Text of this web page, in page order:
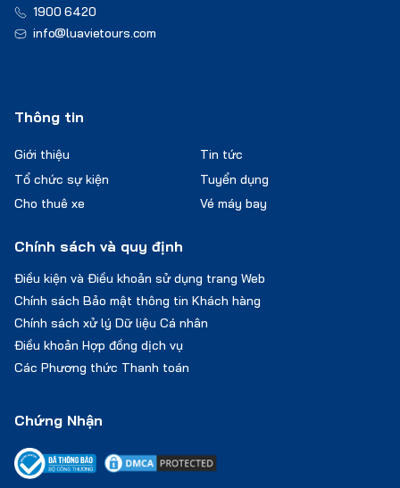
Chứng Nhận
1900 6420
info@luavietours.com
Thông tin
Giới thiệu
Tổ chức sự kiện
Cho thuê xe
Vé máy bay
Tin tức
Tuyển dụng
Chính sách và quy định
Điều kiện và Điều khoản sử dụng trang Web
Chính sách Bảo mật thông tin Khách hàng
Chính sách xử lý Dữ liệu Cá nhân
Điều khoản Hợp đồng dịch vụ
Các Phương thức Thanh toán